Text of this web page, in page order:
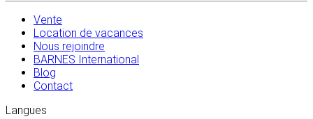
Vente
Location de vacances
Nous rejoindre
BARNES International
Blog
Contact
Langues